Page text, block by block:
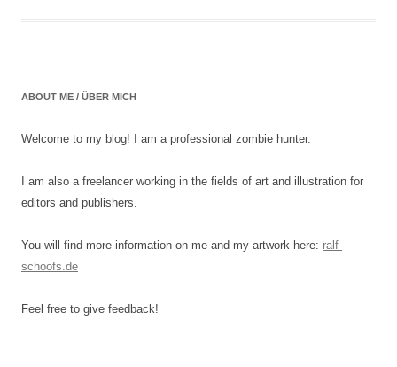
ABOUT ME / ÜBER MICH
Welcome to my blog! I am a professional zombie hunter.
I am also a freelancer working in the fields of art and illustration for
editors and publishers.
You will find more information on me and my artwork here: ralf-
schoofs.de
Feel free to give feedback!